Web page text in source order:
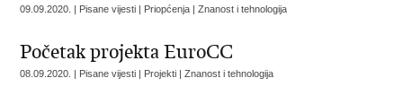
09.09.2020. | Pisane vijesti | Priopćenja | Znanost i tehnologija
Početak projekta EuroCC
08.09.2020. | Pisane vijesti | Projekti | Znanost i tehnologija